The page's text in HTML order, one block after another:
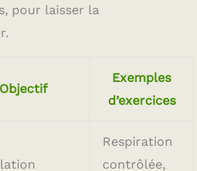
pour laisser la
Objectif
Exemples
d’exercices
Respiration
contrôlée,